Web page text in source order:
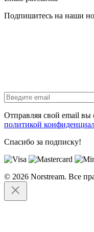
Подпишитесь на наши
Отправляя свой email вы
политикой
Спасибо за подписку!
© 2026 Norstream. Все